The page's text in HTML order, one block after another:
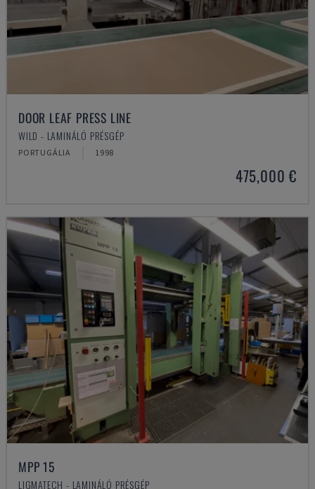
DOOR LEAF PRESS LINE
WILD - LAMINÁLÓ PRÉSGÉP
PORTUGÁLIA 1998
475,000 €
MPP 15
LIGMATECH - LAMINÁLÓ PRÉSGÉP